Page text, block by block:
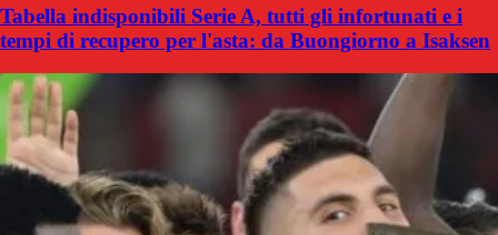
Tabella indisponibili Serie A, tutti gli infortunati e i
tempi di recupero per l'asta: da Buongiorno a Isaksen